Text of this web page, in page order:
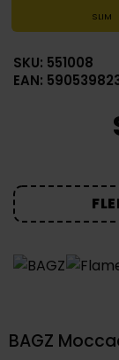
SLIM
SKU: 551008
EAN:
BAGZ